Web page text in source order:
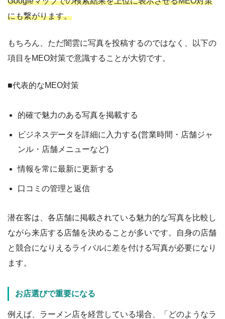
にも繋がります。
もちろん、ただ闇雲に写真を投稿するのではなく、以下の
項目をMEO対策で意識することが大切です。
■代表的なMEO対策
的確で魅力のある写真を掲載する
ビジネスデータを詳細に入力する(営業時間・店舗ジャ
ンル・店舗メニューなど)
情報を常に最新に更新する
口コミの管理と返信
潜在客は、各店舗に掲載されている魅力的な写真を比較し
ながら来店する店舗を決めることが多いです。自身の店舗
と競合になりえるライバルに差を付ける写真が必要になり
ます。
お店選びで重要になる
例えば、ラーメン店を経営している場合、「どのようなラ